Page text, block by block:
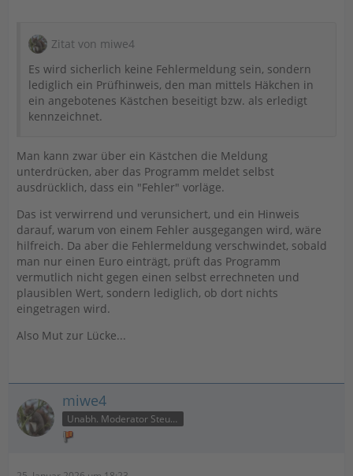
Zitat von miwe4
Es wird sicherlich keine Fehlermeldung sein, sondern
lediglich ein Prüfhinweis, den man mittels Häkchen in
ein angebotenes Kästchen beseitigt bzw. als erledigt
kennzeichnet.
Man kann zwar über ein Kästchen die Meldung
unterdrücken, aber das Programm meldet selbst
ausdrücklich, dass ein "Fehler" vorläge.
Das ist verwirrend und verunsichert, und ein Hinweis
darauf, warum von einem Fehler ausgegangen wird, wäre
hilfreich. Da aber die Fehlermeldung verschwindet, sobald
man nur einen Euro einträgt, prüft das Programm
vermutlich nicht gegen einen selbst errechneten und
plausiblen Wert, sondern lediglich, ob dort nichts
eingetragen wird.
Also Mut zur Lücke...
miwe4
Unabh. Moderator Steuer